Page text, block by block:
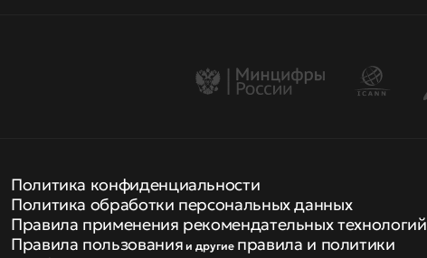
Политика конфиденциальности
Политика обработки персональных данных
Правила применения рекомендательных технологий
Правила пользования и другие правила и политики